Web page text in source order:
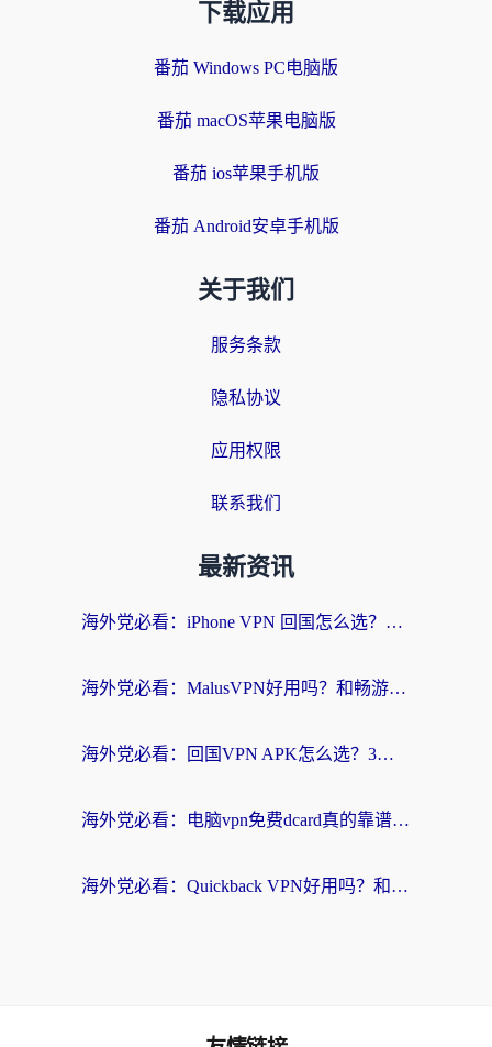
下载应用
番茄 Windows PC电脑版
番茄 macOS苹果电脑版
番茄 ios苹果手机版
番茄 Android安卓手机版
关于我们
服务条款
隐私协议
应用权限
联系我们
最新资讯
海外党必看：iPhone VPN 回国怎么选？一篇搞定无缝访问国内资源
海外党必看：MalusVPN好用吗？和畅游VPN对比哪个回国效果更好？附穿梭飞鱼神龟真实体验
海外党必看：回国VPN APK怎么选？3步教你无缝刷国内剧玩国服
海外党必看：电脑vpn免费dcard真的靠谱吗？教你选对回国加速器无缝访问国内资源
海外党必看：Quickback VPN好用吗？和小黑牛VPN对比哪个回国效果更好？附真实体验+避坑指南